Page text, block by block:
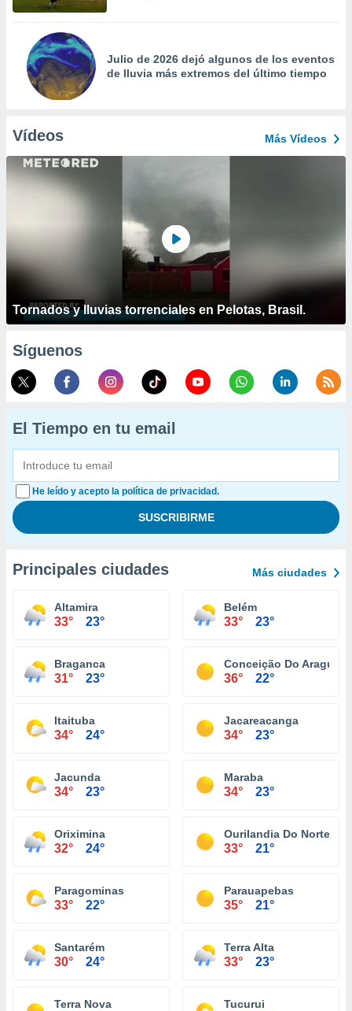
Julio de 2026 dejó algunos de los eventos
de lluvia más extremos del último tiempo
Vídeos Más Vídeos
Tornados y lluvias torrenciales en Pelotas, Brasil.
Síguenos
El Tiempo en tu email
He leído y acepto la política de privacidad.
Principales ciudades Más ciudades
Altamira
33° 23°
Belém
33° 23°
Braganca
31° 23°
Conceição Do Araguaia
36° 22°
Itaituba
34° 24°
Jacareacanga
34° 23°
Jacunda
34° 23°
Maraba
34° 23°
Oriximina
32° 24°
Ourilandia Do Norte
33° 21°
Paragominas
33° 22°
Parauapebas
35° 21°
Santarém
30° 24°
Terra Alta
33° 23°
Terra Nova Tucurui